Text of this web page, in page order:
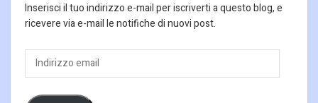
Inserisci il tuo indirizzo e-mail per iscriverti a questo blog, e
ricevere via e-mail le notifiche di nuovi post.
Indirizzo
email